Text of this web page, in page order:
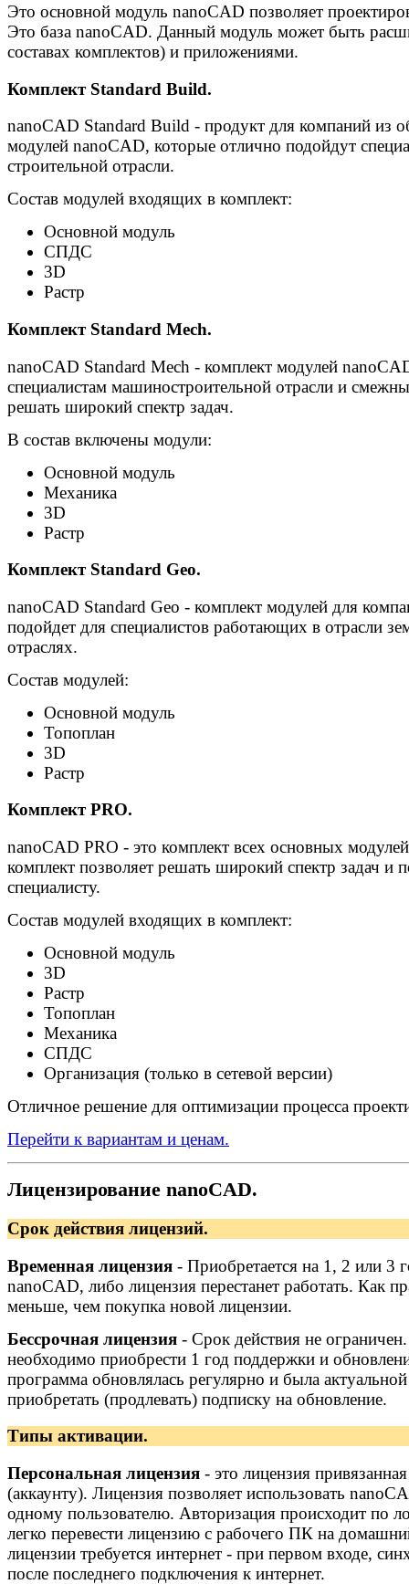
Это основной модуль nanoCAD позволяет
Это база nanoCAD. Данный модуль может быть
составах комплектов) и приложениями.
Комплект Standard Build.
nanoCAD Standard Build - продукт для компаний из
модулей nanoCAD, которые отлично подойдут
строительной отрасли.
Состав модулей входящих в комплект:
Основной модуль
СПДС
3D
Растр
Комплект Standard Mech.
nanoCAD Standard Mech - комплект модулей
специалистам машиностроительной отрасли и
решать широкий спектр задач.
В состав включены модули:
Основной модуль
Механика
3D
Растр
Комплект Standard Geo.
nanoCAD Standard Geo - комплект модулей для
подойдет для специалистов работающих в отрасли
отраслях.
Состав модулей:
Основной модуль
Топоплан
3D
Растр
Комплект PRO.
nanoCAD PRO - это комплект всех основных
комплект позволяет решать широкий спектр задач и
специалисту.
Состав модулей входящих в комплект:
Основной модуль
3D
Растр
Топоплан
Механика
СПДС
Организация (только в сетевой версии)
Отличное решение для оптимизации процесса
Перейти к вариантам и ценам.
Лицензирование nanoCAD.
Срок действия лицензий.
Временная лицензия - Приобретается на 1, 2 или 3
nanoCAD, либо лицензия перестанет работать. Как
меньше, чем покупка новой лицензии.
Бессрочная лицензия - Срок действия не
необходимо приобрести 1 год поддержки и
программа обновлялась регулярно и была
приобретать (продлевать) подписку на обновление.
Типы активации.
Персональная лицензия - это лицензия
(аккаунту). Лицензия позволяет использовать
одному пользователю. Авторизация происходит
легко перевести лицензию с рабочего ПК на
лицензии требуется интернет - при первом входе,
после последнего подключения к интернет.